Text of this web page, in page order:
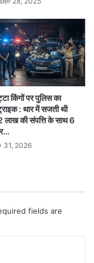
किंगों पर पुलिस का
: थार में सजती थी
की संपत्ति के साथ 6
31, 2026
fields are